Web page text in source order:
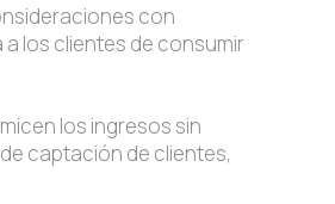
con
los clientes de consumir
los ingresos sin
captación de clientes,